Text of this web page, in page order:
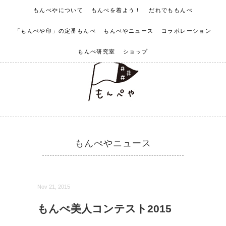
もんぺやについて もんぺを着よう！ だれでももんぺ
「もんぺや印」の定番もんぺ もんぺやニュース コラボレーション
もんぺ研究室 ショップ
もんぺやニュース
Nov 21, 2015
もんぺ美人コンテスト2015